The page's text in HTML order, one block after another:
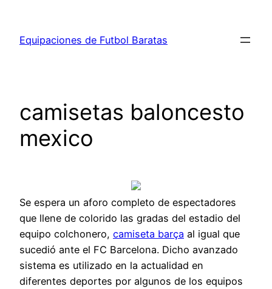
contenido
Equipaciones de Futbol Baratas
camisetas baloncesto
mexico
Se espera un aforo completo de espectadores
que llene de colorido las gradas del estadio del
equipo colchonero, camiseta barça al igual que
sucedió ante el FC Barcelona. Dicho avanzado
sistema es utilizado en la actualidad en
diferentes deportes por algunos de los equipos